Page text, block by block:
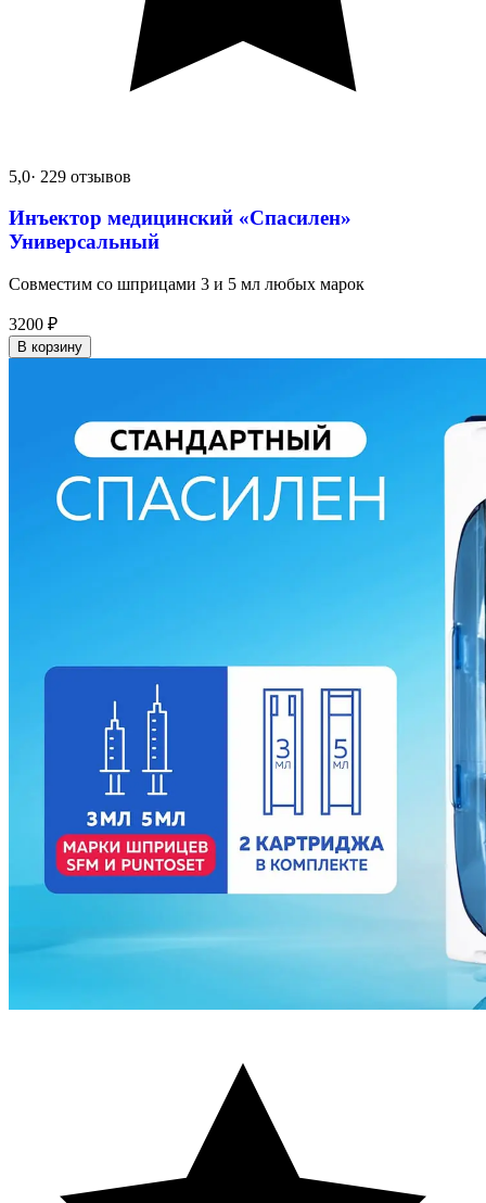
5,0· 229 отзывов
Инъектор медицинский «Спасилен»
Универсальный
Совместим со шприцами 3 и 5 мл любых марок
3200 ₽
В корзину